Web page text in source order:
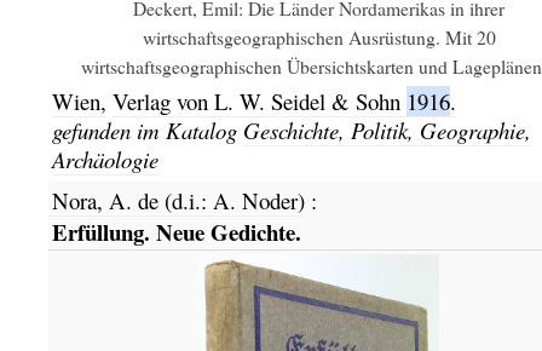
Deckert, Emil: Die Länder Nordamerikas in ihrer
wirtschaftsgeographischen Ausrüstung. Mit 20
wirtschaftsgeographischen Übersichtskarten und
Wien, Verlag von L. W. Seidel & Sohn 1916.
gefunden im Katalog Geschichte, Politik, Geographie,
Archäologie
Nora, A. de (d.i.: A. Noder):
Erfüllung. Neue Gedichte.